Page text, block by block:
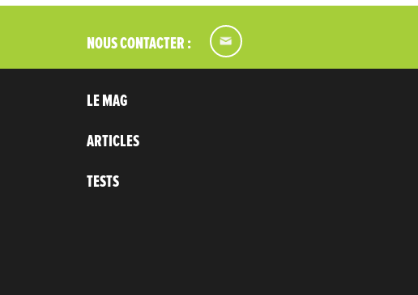
NOUS CONTACTER :
LE MAG
ARTICLES
TESTS